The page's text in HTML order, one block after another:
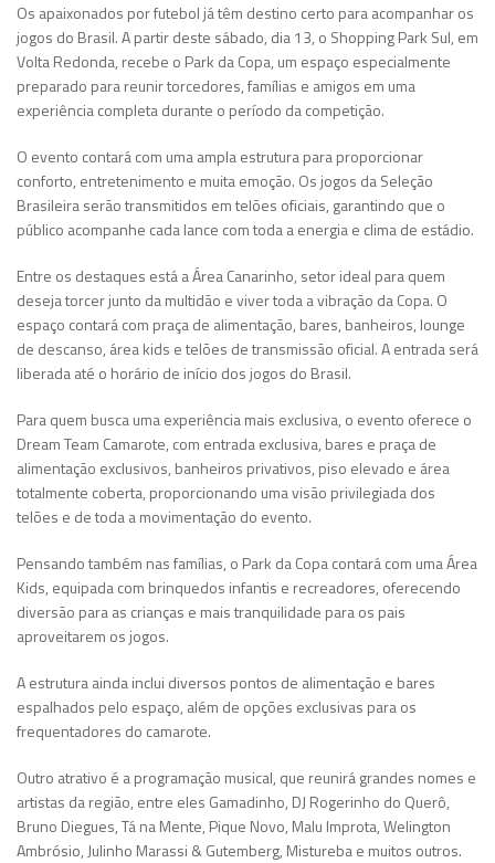
Os apaixonados por futebol já têm destino certo para acompanhar os
jogos do Brasil. A partir deste sábado, dia 13, o Shopping Park Sul, em
Volta Redonda, recebe o Park da Copa, um espaço especialmente
preparado para reunir torcedores, famílias e amigos em uma
experiência completa durante o período da competição.
O evento contará com uma ampla estrutura para proporcionar
conforto, entretenimento e muita emoção. Os jogos da Seleção
Brasileira serão transmitidos em telões oficiais, garantindo que o
público acompanhe cada lance com toda a energia e clima de estádio.
Entre os destaques está a Área Canarinho, setor ideal para quem
deseja torcer junto da multidão e viver toda a vibração da Copa. O
espaço contará com praça de alimentação, bares, banheiros, lounge
de descanso, área kids e telões de transmissão oficial. A entrada será
liberada até o horário de início dos jogos do Brasil.
Para quem busca uma experiência mais exclusiva, o evento oferece o
Dream Team Camarote, com entrada exclusiva, bares e praça de
alimentação exclusivos, banheiros privativos, piso elevado e área
totalmente coberta, proporcionando uma visão privilegiada dos
telões e de toda a movimentação do evento.
Pensando também nas famílias, o Park da Copa contará com uma Área
Kids, equipada com brinquedos infantis e recreadores, oferecendo
diversão para as crianças e mais tranquilidade para os pais
aproveitarem os jogos.
A estrutura ainda inclui diversos pontos de alimentação e bares
espalhados pelo espaço, além de opções exclusivas para os
frequentadores do camarote.
Outro atrativo é a programação musical, que reunirá grandes nomes e
artistas da região, entre eles Gamadinho, DJ Rogerinho do Querô,
Bruno Diegues, Tá na Mente, Pique Novo, Malu Improta, Welington
Ambrósio, Julinho Marassi & Gutemberg, Mistureba e muitos outros.